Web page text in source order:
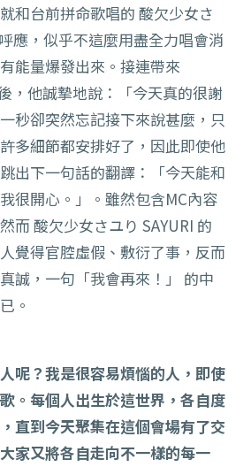
就和台前拼命歌唱的 酸欠少女さ
應，似乎不這麼用盡全力唱會消
能量爆發出來。接連帶來
他誠摯地說：「今天真的很謝
秒卻突然忘記接下來說甚麼， 只
多細節都安排好了， 因此即使他
出下一句話的翻譯：「今天能和
很開心。」。 雖然包含MC內容
而 酸欠少女さユり SAYURI 的
覺得官腔虛假、敷衍了事， 反而
誠，一句「我會再來！」 的中
。
呢？我是很容易煩惱的人， 即使
。每個人出生於這世界， 各自度
直到今天聚集在這個會場有了交
家又將各自走向不一樣的每一